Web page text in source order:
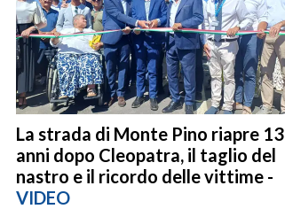
La strada di Monte Pino riapre 13
anni dopo Cleopatra, il taglio del
nastro e il ricordo delle vittime -
VIDEO